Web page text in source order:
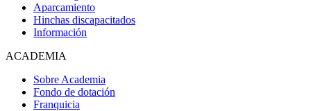
Aparcamiento
Hinchas discapacitados
Información
ACADEMIA
Sobre Academia
Fondo de dotación
Franquicia